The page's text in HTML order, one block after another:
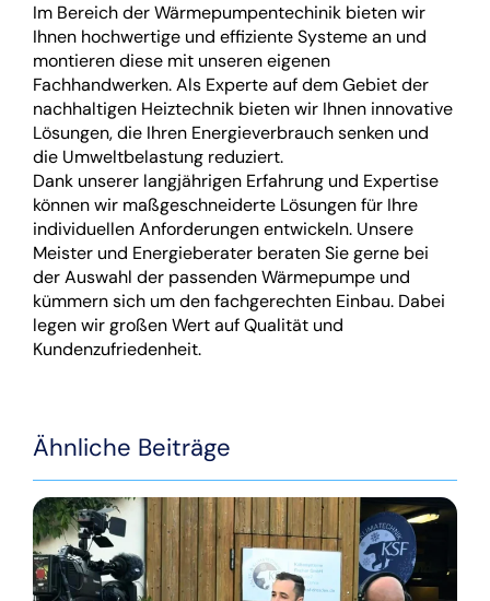
Im Bereich der Wärmepumpentechinik bieten wir
Ihnen hochwertige und effiziente Systeme an und
montieren diese mit unseren eigenen
Fachhandwerken. Als Experte auf dem Gebiet der
nachhaltigen Heiztechnik bieten wir Ihnen innovative
Lösungen, die Ihren Energieverbrauch senken und
die Umweltbelastung reduziert.
Dank unserer langjährigen Erfahrung und Expertise
können wir maßgeschneiderte Lösungen für Ihre
individuellen Anforderungen entwickeln. Unsere
Meister und Energieberater beraten Sie gerne bei
der Auswahl der passenden Wärmepumpe und
kümmern sich um den fachgerechten Einbau. Dabei
legen wir großen Wert auf Qualität und
Kundenzufriedenheit.
Ähnliche Beiträge